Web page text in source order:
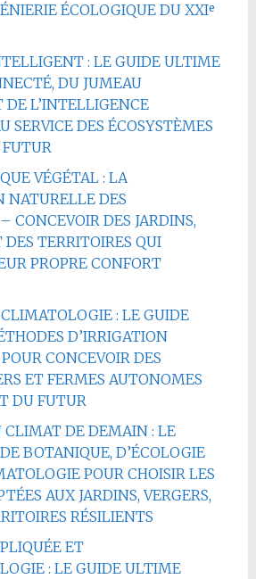
ÉCOLOGIQUE DU XXIᵉ
: LE GUIDE ULTIME
DU JUMEAU
L’INTELLIGENCE
SERVICE DES ÉCOSYSTÈMES
VÉGÉTAL : LA
NATURELLE DES
CONCEVOIR DES JARDINS,
DES TERRITOIRES QUI
PROPRE CONFORT
: LE GUIDE
D’IRRIGATION
CONCEVOIR DES
ET FERMES AUTONOMES
DU FUTUR
CLIMAT DE DEMAIN : LE
BOTANIQUE, D’ÉCOLOGIE
POUR CHOISIR LES
AUX JARDINS, VERGERS,
RÉSILIENTS
ET
: LE GUIDE ULTIME